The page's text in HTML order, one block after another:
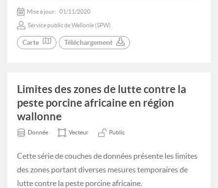
Mise à jour: 01/11/2020
Service public de Wallonie (SPW)
Carte Téléchargement
Limites des zones de lutte contre la
peste porcine africaine en région
wallonne
Donnée Vecteur Public
Cette série de couches de données présente les limites
des zones portant diverses mesures temporaires de
lutte contre la peste porcine africaine.